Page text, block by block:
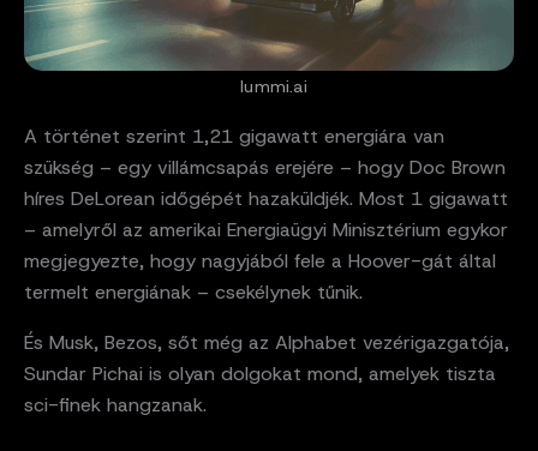
lummi.ai
A történet szerint 1,21 gigawatt energiára van
szükség – egy villámcsapás erejére – hogy Doc Brown
híres DeLorean időgépét hazaküldjék. Most 1 gigawatt
– amelyről az amerikai Energiaügyi Minisztérium egykor
megjegyezte, hogy nagyjából fele a Hoover-gát által
termelt energiának – csekélynek tűnik.
És Musk, Bezos, sőt még az Alphabet vezérigazgatója,
Sundar Pichai is olyan dolgokat mond, amelyek tiszta
sci-finek hangzanak.